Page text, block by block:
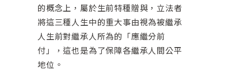
的概念上，屬於生前特種贈與，立法者
將這三種人生中的重大事由視為被繼承
人生前對繼承人所為的「應繼分前
付」，這也是為了保障各繼承人間公平
地位。